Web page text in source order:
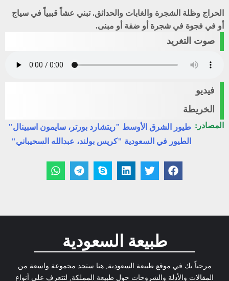
الحراج وظلة الشجرة والغابات والحدائق. تبني عشاً قببياً في سياج
أو في فجوة في شجرة أو ضفة أو مبنى.
صوت التغريد
فيديو
الخريطة
المصادر: طيور الشرق الأوسط "ريتشارد بورتر، سايمون اسبينال"
الطيور في السعودية "كريس بولند، عبدالله السحيباني"
طبيعة السعودية
مرحباً بك في موقع طبيعة السعودية, هنا ستجد مجموعة واسعة من
المقالات والأدلة والشروحات حول طبيعة المملكة, لتتعرف على أنواع